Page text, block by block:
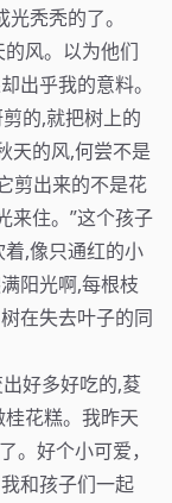
秃秃的了。
风。以为他们
出乎我的意料。
的,就把树上的
天的风,何尝不是
剪出来的不是花
来住。”这个孩子
,像只通红的小
阳光啊,每根枝
在失去叶子的同
好多好吃的,荾
花糕。我昨天
。好个小可爱，
和孩子们一起